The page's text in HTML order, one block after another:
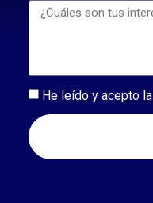
He leído y acepto la